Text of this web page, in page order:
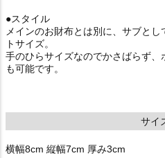
●スタイル
メインのお財布とは別に、サブと
トサイズ。
手のひらサイズなのでかさばらず、
も可能です。
サイ
横幅8cm 縦幅7cm 厚み3cm